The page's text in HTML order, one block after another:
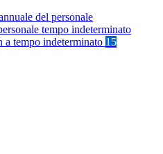
del personale
tempo indeterminato
a tempo indeterminato 15